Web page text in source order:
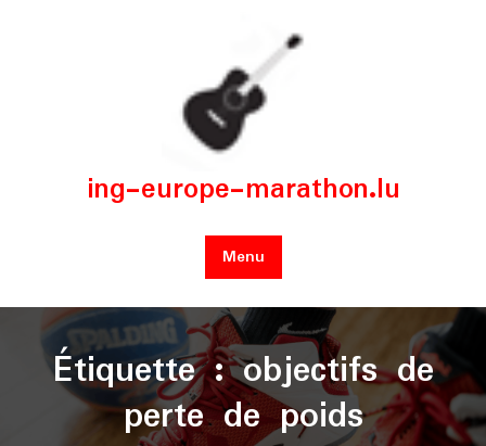
ing-europe-marathon.lu
Menu
Étiquette :objectifs de
perte de poids